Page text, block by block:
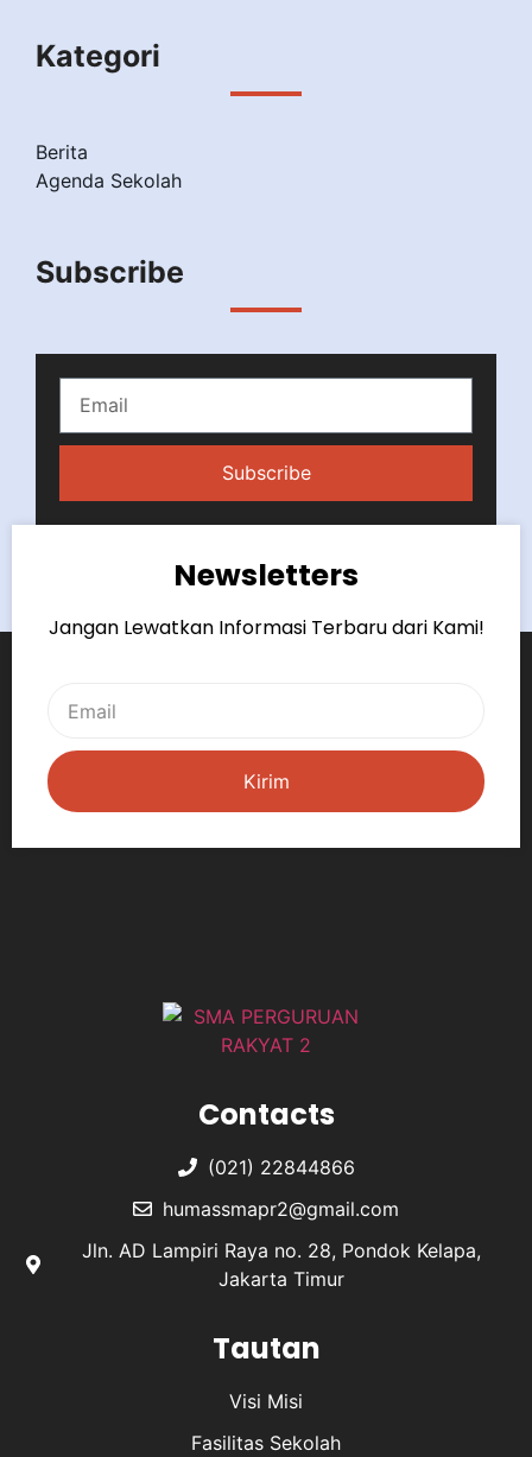
Kategori
Berita
Agenda Sekolah
Subscribe
Subscribe
Newsletters
Jangan Lewatkan Informasi Terbaru dari Kami!
Kirim
Contacts
(021) 22844866
humassmapr2@gmail.com
Jln. AD Lampiri Raya no. 28, Pondok Kelapa,
Jakarta Timur
Tautan
Visi Misi
Fasilitas Sekolah